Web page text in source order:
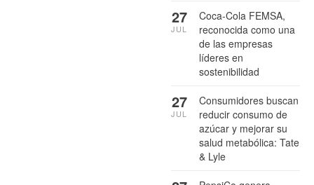
Coca-Cola FEMSA,
reconocida como una
de las empresas
líderes en
sostenibilidad
27
JUL
Consumidores buscan
reducir consumo de
azúcar y mejorar su
salud metabólica: Tate
& Lyle
27
JUL